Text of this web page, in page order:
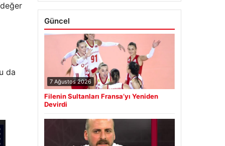
da
Güncel
7 Ağustos 2026
Filenin Sultanları Fransa’yı Yeniden
Devirdi